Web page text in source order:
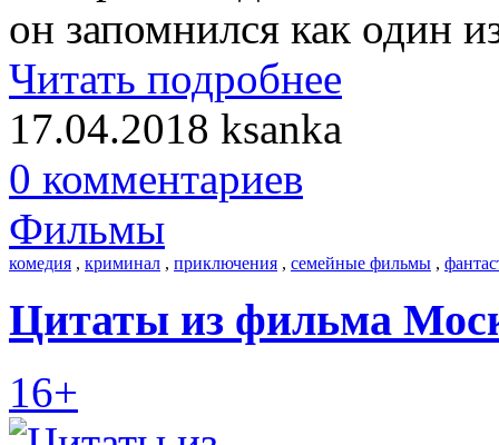
он запомнился как один
Читать подробнее
17.04.2018 ksanka
0 комментариев
Фильмы
комедия , криминал , приключения , семейные фильмы ,
Цитаты из фильма
16+